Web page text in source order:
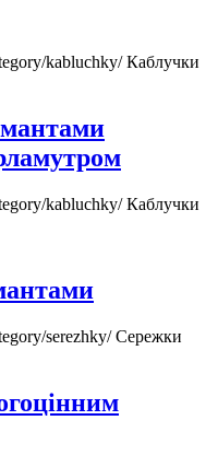
kabluchky/Каблучки
kabluchky/Каблучки
serezhky/Сережки